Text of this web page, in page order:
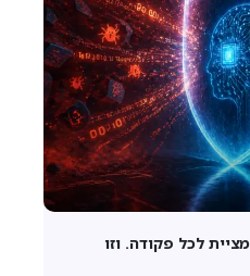
המחבל הנאמן: הסוכן AI מציית לכל פקודה. וזו